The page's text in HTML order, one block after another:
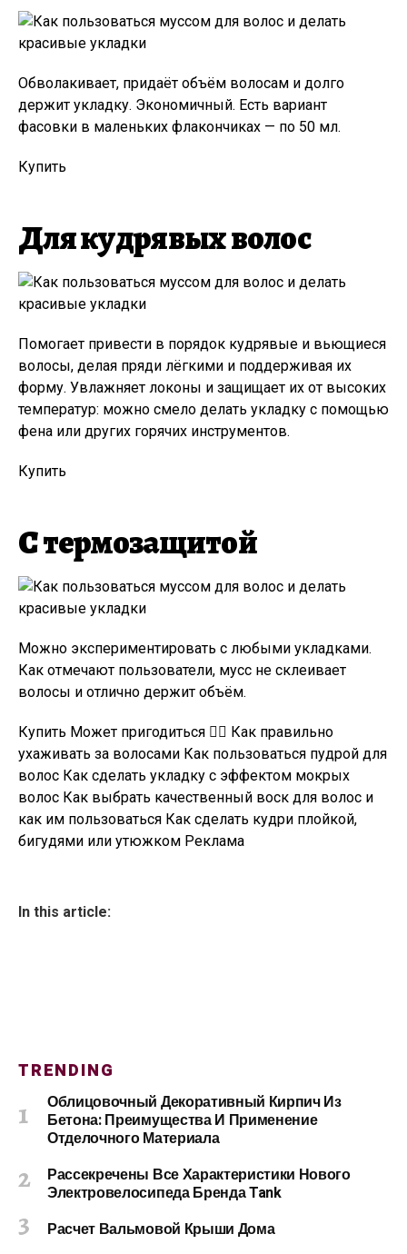
Обволакивает, придаёт объём волосам и долго
держит укладку. Экономичный. Есть вариант
фасовки в маленьких флакончиках — по 50 мл.
Купить
Для кудрявых волос
Помогает привести в порядок кудрявые и вьющиеся
волосы, делая пряди лёгкими и поддерживая их
форму. Увлажняет локоны и защищает их от высоких
температур: можно смело делать укладку с помощью
фена или других горячих инструментов.
Купить
С термозащитой
Можно экспериментировать с любыми укладками.
Как отмечают пользователи, мусс не склеивает
волосы и отлично держит объём.
Купить Может пригодиться 💁‍♀️ Как правильно
ухаживать за волосами Как пользоваться пудрой для
волос Как сделать укладку с эффектом мокрых
волос Как выбрать качественный воск для волос и
как им пользоваться Как сделать кудри плойкой,
бигудями или утюжком Реклама
In this article:
TRENDING
Облицовочный Декоративный Кирпич Из
Бетона: Преимущества И Применение
Отделочного Материала
Рассекречены Все Характеристики Нового
Электровелосипеда Бренда Tank
Расчет Вальмовой Крыши Дома